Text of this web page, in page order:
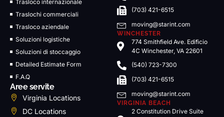
Trasloco internazionale
Traslochi commerciali
Trasloco aziendale
Soluzioni logistiche
Soluzioni di stoccaggio
Detailed Estimate Form
F.A.Q
Aree servite
Virginia Locations
DC Locations
(703) 421-6515
moving@starint.com
WINCHESTER
774 Smithfield Ave. Edificio
4C Winchester, VA 22601
(540) 723-7300
(703) 421-6515
moving@starint.com
VIRGINIA BEACH
2 Constitution Drive Suite